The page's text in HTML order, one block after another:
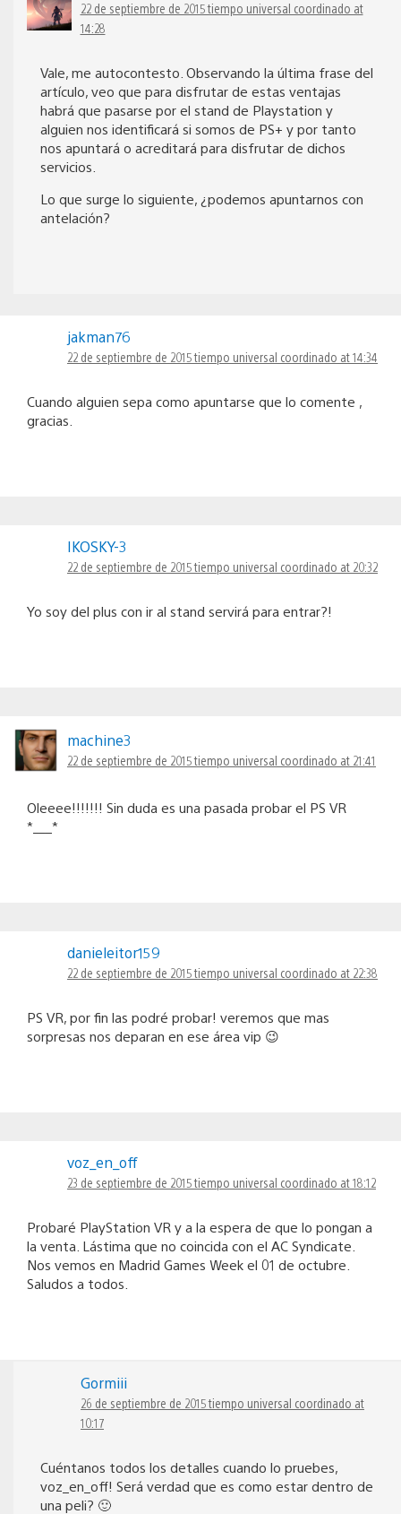
22 de septiembre de 2015 tiempo universal coordinado at
14:28
Vale, me autocontesto. Observando la última frase del
artículo, veo que para disfrutar de estas ventajas
habrá que pasarse por el stand de Playstation y
alguien nos identificará si somos de PS+ y por tanto
nos apuntará o acreditará para disfrutar de dichos
servicios.
Lo que surge lo siguiente, ¿podemos apuntarnos con
antelación?
jakman76
22 de septiembre de 2015 tiempo universal coordinado at 14:34
Cuando alguien sepa como apuntarse que lo comente ,
gracias.
IKOSKY-3
22 de septiembre de 2015 tiempo universal coordinado at 20:32
Yo soy del plus con ir al stand servirá para entrar?!
machine3
22 de septiembre de 2015 tiempo universal coordinado at 21:41
Oleeee!!!!!!! Sin duda es una pasada probar el PS VR
*___*
danieleitor159
22 de septiembre de 2015 tiempo universal coordinado at 22:38
PS VR, por fin las podré probar! veremos que mas
sorpresas nos deparan en ese área vip 😉
voz_en_off
23 de septiembre de 2015 tiempo universal coordinado at 18:12
Probaré PlayStation VR y a la espera de que lo pongan a
la venta. Lástima que no coincida con el AC Syndicate.
Nos vemos en Madrid Games Week el 01 de octubre.
Saludos a todos.
Gormiii
26 de septiembre de 2015 tiempo universal coordinado at
10:17
Cuéntanos todos los detalles cuando lo pruebes,
voz_en_off! Será verdad que es como estar dentro de
una peli? 🙂